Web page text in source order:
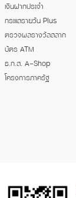
เงินฝากประจำ
กระแสรายวัน Plus
ตรวจผลรางวัลสลาก
บัตร ATM
ธ.ก.ส. A-Shop
โครงการภาครัฐ